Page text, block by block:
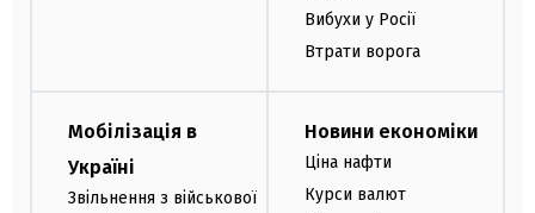
Вибухи у Росії
Втрати ворога
Мобілізація в
Україні
Звільнення з військової
Новини економіки
Ціна нафти
Курси валют